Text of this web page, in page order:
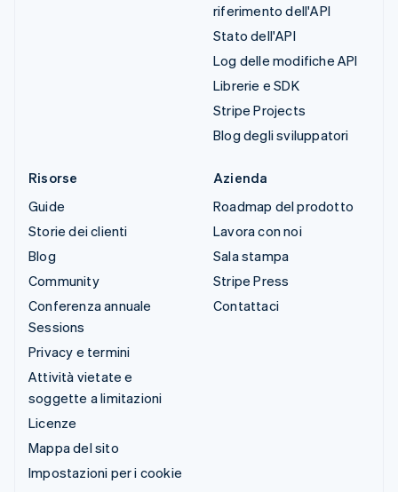
riferimento dell'API
Stato dell'API
Log delle modifiche API
Librerie e SDK
Stripe Projects
Blog degli sviluppatori
Risorse
Guide
Storie dei clienti
Blog
Community
Conferenza annuale
Sessions
Privacy e termini
Attività vietate e
soggette a limitazioni
Licenze
Mappa del sito
Impostazioni per i cookie
Azienda
Roadmap del prodotto
Lavora con noi
Sala stampa
Stripe Press
Contattaci